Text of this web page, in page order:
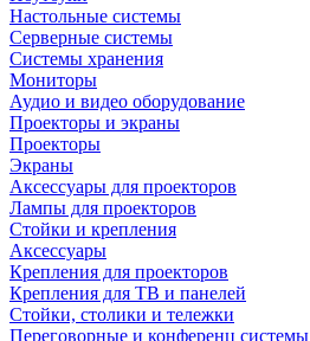
Настольные системы
Серверные системы
Системы хранения
Мониторы
Аудио и видео оборудование
Проекторы и экраны
Проекторы
Экраны
Аксессуары для проекторов
Лампы для проекторов
Стойки и крепления
Аксессуары
Крепления для проекторов
Крепления для ТВ и панелей
Стойки, столики и тележки
Переговорные и конференц системы